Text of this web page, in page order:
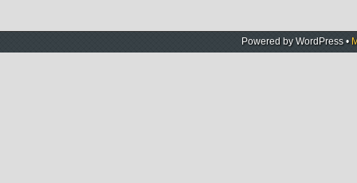
Powered byWordPress •